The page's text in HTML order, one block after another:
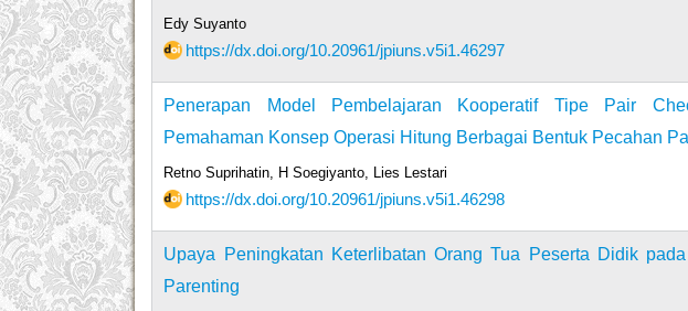
Edy Suyanto
https://dx.doi.org/10.20961/jpiuns.v5i1.46297
Penerapan Model Pembelajaran Kooperatif Tipe Pair
Pemahaman Konsep Operasi Hitung Berbagai Bentuk Pecahan
Retno Suprihatin, H Soegiyanto, Lies Lestari
https://dx.doi.org/10.20961/jpiuns.v5i1.46298
Upaya Peningkatan Keterlibatan Orang Tua Peserta Didik
Parenting